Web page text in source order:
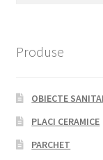
Produse
OBIECTE
PLACI CERAMICE
PARCHET